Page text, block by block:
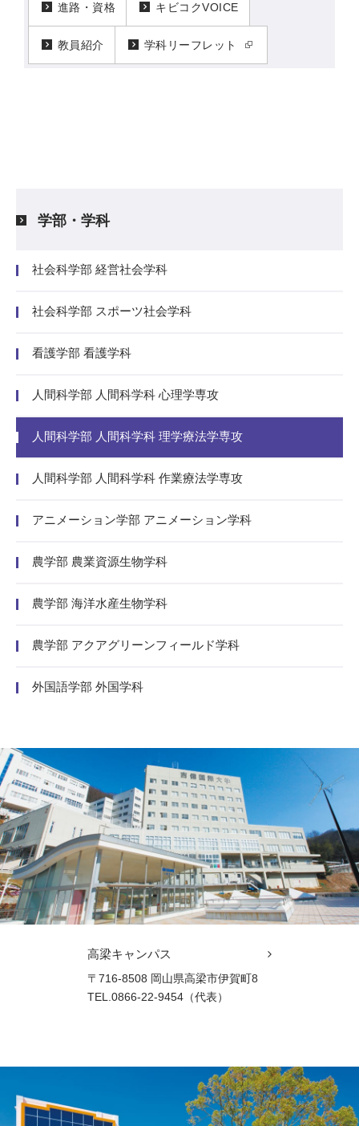
進路・資格 キビコクVOICE
教員紹介 学科リーフレット
学部・学科
社会科学部 経営社会学科
社会科学部 スポーツ社会学科
看護学部 看護学科
人間科学部 人間科学科 心理学専攻
人間科学部 人間科学科 理学療法学専攻
人間科学部 人間科学科 作業療法学専攻
アニメーション学部 アニメーション学科
農学部 農業資源生物学科
農学部 海洋水産生物学科
農学部 アクアグリーンフィールド学科
外国語学部 外国学科
高梁キャンパス
〒716-8508 岡山県高梁市伊賀町8
TEL.0866-22-9454（代表）